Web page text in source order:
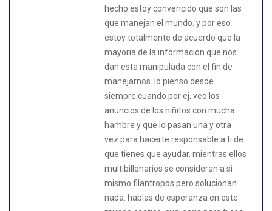
hecho estoy convencido que son las
que manejan el mundo. y por eso
estoy totalmente de acuerdo que la
mayoria de la informacion que nos
dan esta manipulada con el fin de
manejarnos. lo pienso desde
siempre cuando por ej. veo los
anuncios de los niñitos con mucha
hambre y que lo pasan una y otra
vez para hacerte responsable a ti de
que tienes que ayudar. mientras ellos
multibillonarios se consideran a si
mismo filantropos pero solucionan
nada. hablas de esperanza en este